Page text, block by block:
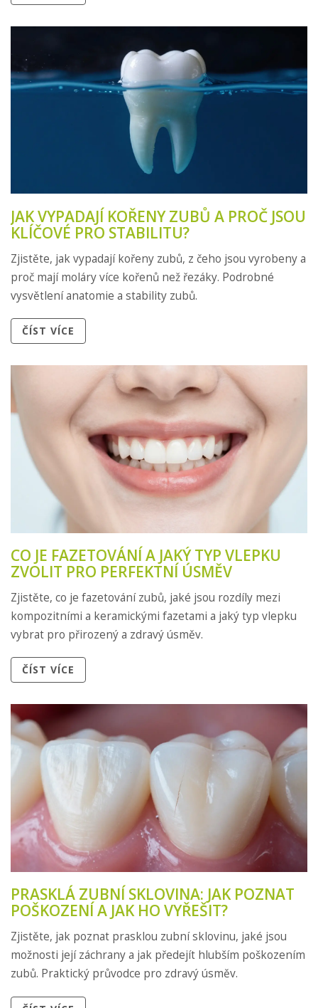
JAK VYPADAJÍ KOŘENY ZUBŮ A PROČ JSOU
KLÍČOVÉ PRO STABILITU?
Zjistěte, jak vypadají kořeny zubů, z čeho jsou vyrobeny a
proč mají moláry více kořenů než řezáky. Podrobné
vysvětlení anatomie a stability zubů.
ČÍST VÍCE
CO JE FAZETOVÁNÍ A JAKÝ TYP VLEPKU
ZVOLIT PRO PERFEKTNÍ ÚSMĚV
Zjistěte, co je fazetování zubů, jaké jsou rozdíly mezi
kompozitními a keramickými fazetami a jaký typ vlepku
vybrat pro přirozený a zdravý úsměv.
ČÍST VÍCE
PRASKLÁ ZUBNÍ SKLOVINA: JAK POZNAT
POŠKOZENÍ A JAK HO VYŘEŠIT?
Zjistěte, jak poznat prasklou zubní sklovinu, jaké jsou
možnosti její záchrany a jak předejít hlubším poškozením
zubů. Praktický průvodce pro zdravý úsměv.